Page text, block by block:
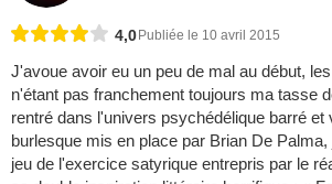
4,0 Publiée le 10 avril 2015
J'avoue avoir eu un peu de mal au début,
n'étant pas franchement toujours ma tasse
rentré dans l'univers psychédélique barré et
burlesque mis en place par Brian De
jeu de l'exercice satyrique entrepris par le